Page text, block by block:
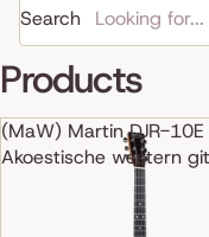
Search
Products
(MaW) Martin DJR-
Akoestische western